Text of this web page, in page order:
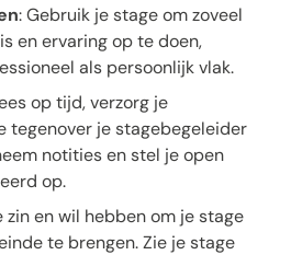
: Gebruik je stage om zoveel
en ervaring op te doen,
als persoonlijk vlak.
op tijd, verzorg je
tegenover je stagebegeleider
notities en stel je open
op.
zin en wil hebben om je stage
te brengen. Zie je stage